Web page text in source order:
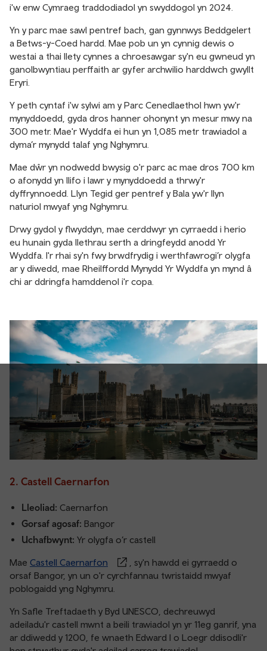
i'w enw Cymraeg traddodiadol yn swyddogol yn 2024.
Yn y parc mae sawl pentref bach, gan gynnwys Beddgelert
a Betws-y-Coed hardd. Mae pob un yn cynnig dewis o
westai a thai llety cynnes a chroesawgar sy'n eu gwneud yn
ganolbwyntiau perffaith ar gyfer archwilio harddwch gwyllt
Eryri.
Y peth cyntaf i'w sylwi am y Parc Cenedlaethol hwn yw'r
mynyddoedd, gyda dros hanner ohonynt yn mesur mwy na
300 metr. Mae'r Wyddfa ei hun yn 1,085 metr trawiadol a
dyma’r mynydd talaf yng Nghymru.
Mae dŵr yn nodwedd bwysig o'r parc ac mae dros 700 km
o afonydd yn llifo i lawr y mynyddoedd a thrwy'r
dyffrynnoedd. Llyn Tegid ger pentref y Bala yw'r llyn
naturiol mwyaf yng Nghymru.
Drwy gydol y flwyddyn, mae cerddwyr yn cyrraedd i herio
eu hunain gyda llethrau serth a dringfeydd anodd Yr
Wyddfa. I'r rhai sy'n fwy brwdfrydig i werthfawrogi’r olygfa
ar y diwedd, mae Rheilffordd Mynydd Yr Wyddfa yn mynd â
chi ar ddringfa hamddenol i'r copa.
2. Castell Caernarfon
Lleoliad: Caernarfon
Gorsaf agosaf: Bangor
Uchafbwynt: Yr olygfa o’r castell
Mae Castell Caernarfon
, sy'n hawdd ei gyrraedd o
orsaf Bangor, yn un o'r cyrchfannau twristaidd mwyaf
poblogaidd yng Nghymru.
Yn Safle Treftadaeth y Byd UNESCO, dechreuwyd
adeiladu'r castell mwnt a beili trawiadol yn yr 11eg ganrif, yna
ar ddiwedd y 1200, fe wnaeth Edward I o Loegr ddisodli'r